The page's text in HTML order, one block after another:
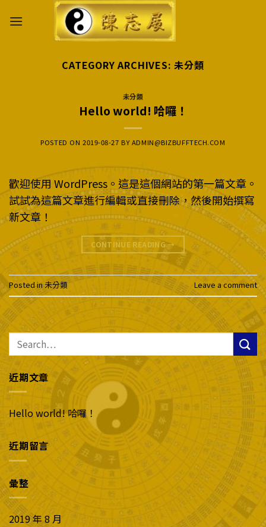
CATEGORY ARCHIVES:未分類
未分類
Hello world! 哈囉！
POSTED ON 2019-08-27 BYADMIN@BIZBUFFTECH.COM
歡迎使用 WordPress。這是這個網站的第一篇文章。
試試為這篇文章進行編輯或直接刪除，然後開始撰寫
新文章！
CONTINUE READING→
Posted in未分類 Leave a comment
近期文章
Hello world! 哈囉！
近期留言
彙整
2019 年 8 月